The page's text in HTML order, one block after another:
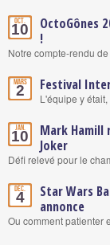
Oct.
10
OctoGônes
!
Notre compte-rendu
Mars
2 Festival
L'équipe y
Jan.
10
Mark Hamill
Joker
Défi relevé pour le
Déc.
4
Star Wars
annonce
Ou comment patienter